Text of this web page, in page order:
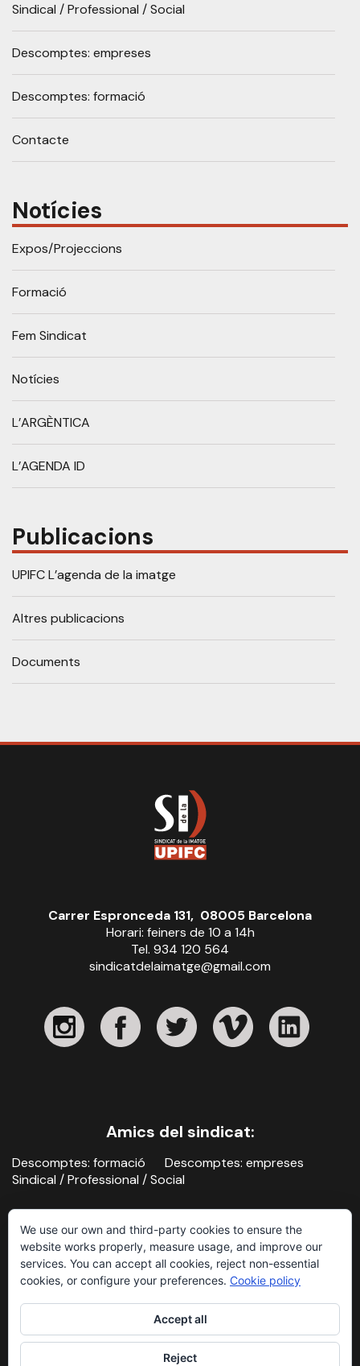
Sindical / Professional / Social
Descomptes: empreses
Descomptes: formació
Contacte
Notícies
Expos/Projeccions
Formació
Fem Sindicat
Notícies
L’ARGÈNTICA
L’AGENDA ID
Publicacions
UPIFC L’agenda de la imatge
Altres publicacions
Documents
Carrer Espronceda 131, 08005 Barcelona
Horari: feiners de 10 a 14h
Tel. 934 120 564
sindicatdelaimatge@gmail.com
Amics del sindicat:
Descomptes: formació
Descomptes: empreses
Sindical / Professional / Social
Contacte Avís legal i política de privacitat
Sindicat de la Imatge, 2026
We use our own and third-party cookies to ensure the
website works properly, measure usage, and improve our
services. You can accept all cookies, reject non-essential
cookies, or configure your preferences. Cookie policy
Accept all
Reject